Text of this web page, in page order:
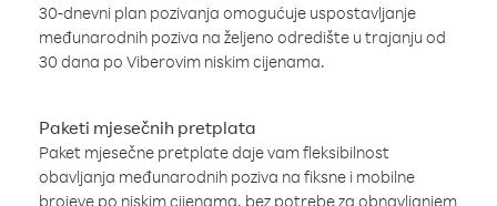
30-dnevni plan pozivanja omogućuje uspostavljanje
međunarodnih poziva na željeno odredište u trajanju od
30 dana po Viberovim niskim cijenama.
Paketi mjesečnih pretplata
Paket mjesečne pretplate daje vam fleksibilnost
obavljanja međunarodnih poziva na fiksne i mobilne
brojeve po niskim cijenama, bez potrebe za obnavljanjem